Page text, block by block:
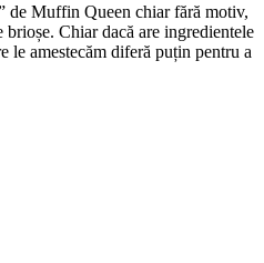
de Muffin Queen chiar fără motiv,
brioșe. Chiar dacă are ingredientele
le amestecăm diferă puțin pentru a